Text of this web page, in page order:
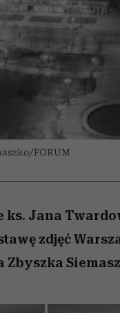
najbardziej pożądane
i marki sezonu
FORUM
ks. Jana
zdjęć